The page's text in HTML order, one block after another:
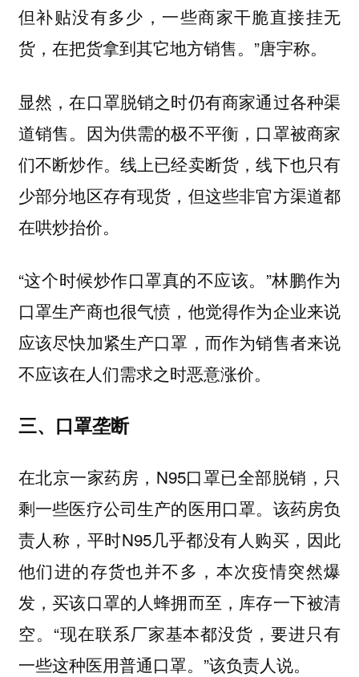
但补贴没有多少，一些商家干脆直接挂无
货，在把货拿到其它地方销售。”唐宇称。
显然，在口罩脱销之时仍有商家通过各种渠
道销售。因为供需的极不平衡，口罩被商家
们不断炒作。线上已经卖断货，线下也只有
少部分地区存有现货，但这些非官方渠道都
在哄炒抬价。
“这个时候炒作口罩真的不应该。”林鹏作为
口罩生产商也很气愤，他觉得作为企业来说
应该尽快加紧生产口罩，而作为销售者来说
不应该在人们需求之时恶意涨价。
三、口罩垄断
在北京一家药房，N95口罩已全部脱销，只
剩一些医疗公司生产的医用口罩。该药房负
责人称，平时N95几乎都没有人购买，因此
他们进的存货也并不多，本次疫情突然爆
发，买该口罩的人蜂拥而至，库存一下被清
空。“现在联系厂家基本都没货，要进只有
一些这种医用普通口罩。”该负责人说。